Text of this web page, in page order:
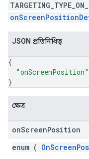
JSON প্রতিনিধিত্ব
{
"onScreenPosition"
}
ক্ষেত্র
onScreenPosition
enum (